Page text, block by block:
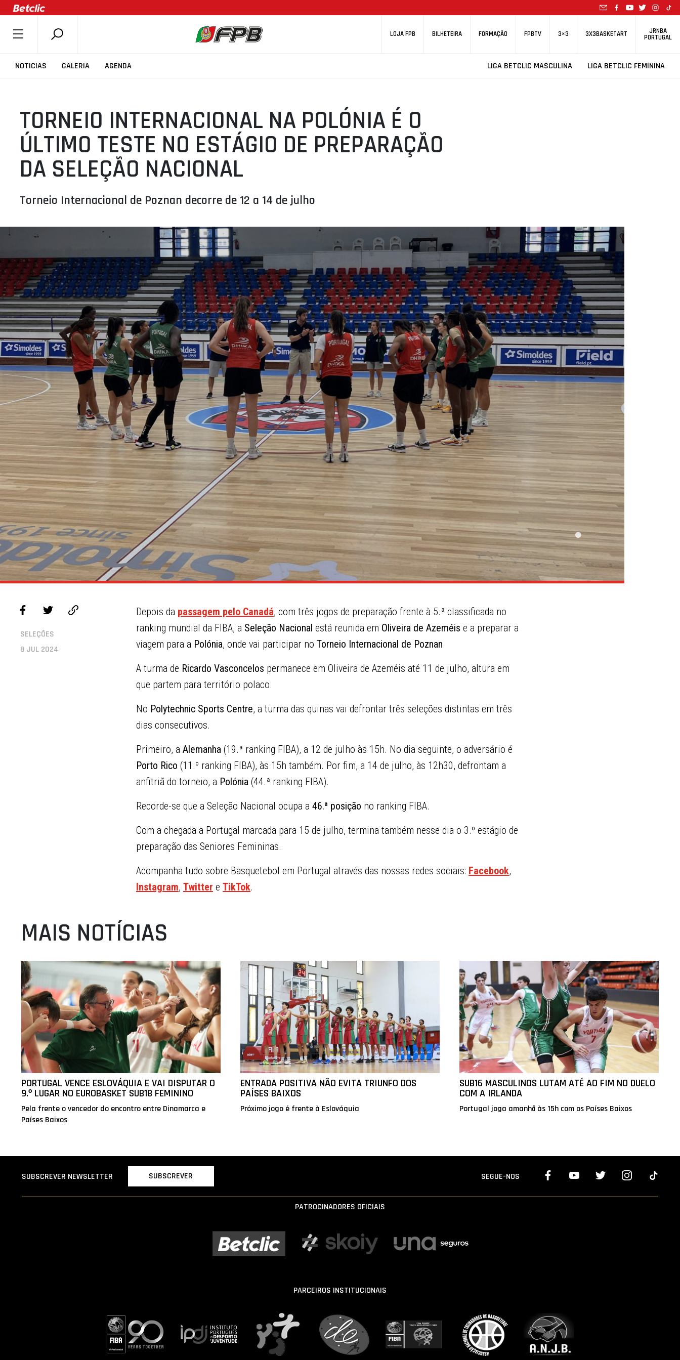
LOJA FPB BILHETEIRA FORMAÇÃO FPBTV 3×3 3X3BASKETART JRNBA
PORTUGAL
NOTICIAS GALERIA AGENDA LIGA BETCLIC MASCULINA LIGA BETCLIC FEMININA
SOBRE A FPB
COMPETIÇÕES
ASSOCIAÇÕES
CLUBES
AGENTES
SELEÇÕES
ÁREA TÉCNICA
PROJETOS
TORNEIO INTERNACIONAL NA POLÓNIA É O
ÚLTIMO TESTE NO ESTÁGIO DE PREPARAÇÃO
DA SELEÇÃO NACIONAL
Torneio Internacional de Poznan decorre de 12 a 14 de julho
SELEÇÕES
8 JUL 2024
Depois da passagem pelo Canadá, com três jogos de preparação frente à 5.ª classificada no
ranking mundial da FIBA, a Seleção Nacional está reunida em Oliveira de Azeméis e a preparar a
viagem para a Polónia, onde vai participar no Torneio Internacional de Poznan.
A turma de Ricardo Vasconcelos permanece em Oliveira de Azeméis até 11 de julho, altura em
que partem para território polaco.
No Polytechnic Sports Centre, a turma das quinas vai defrontar três seleções distintas em três
dias consecutivos.
Primeiro, a Alemanha (19.ª ranking FIBA), a 12 de julho às 15h. No dia seguinte, o adversário é
Porto Rico (11.º ranking FIBA), às 15h também. Por fim, a 14 de julho, às 12h30, defrontam a
anfitriã do torneio, a Polónia (44.ª ranking FIBA).
Recorde-se que a Seleção Nacional ocupa a 46.ª posição no ranking FIBA.
Com a chegada a Portugal marcada para 15 de julho, termina também nesse dia o 3.º estágio de
preparação das Seniores Femininas.
Acompanha tudo sobre Basquetebol em Portugal através das nossas redes sociais: Facebook,
Instagram, Twitter e TikTok.
MAIS NOTÍCIAS
PORTUGAL VENCE ESLOVÁQUIA E VAI DISPUTAR O
9.º LUGAR NO EUROBASKET SUB18 FEMININO
Pela frente o vencedor do encontro entre Dinamarca e
Países Baixos
ENTRADA POSITIVA NÃO EVITA TRIUNFO DOS
PAÍSES BAIXOS
Próximo jogo é frente à Eslováquia
SUB16 MASCULINOS LUTAM ATÉ AO FIM NO DUELO
COM A IRLANDA
Portugal joga amanhã às 15h com os Países Baixos
SUBSCREVER NEWSLETTER SUBSCREVER SEGUE-NOS
PATROCINADORES OFICIAIS
PARCEIROS INSTITUCIONAIS